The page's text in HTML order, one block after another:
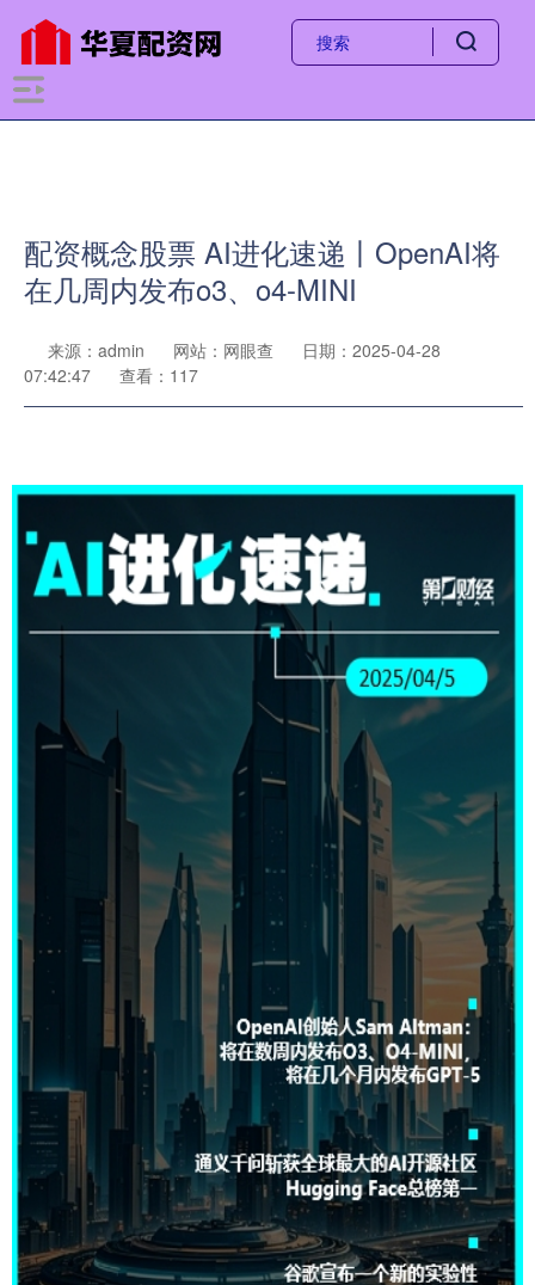
配资概念股票 AI进化速递丨OpenAI将
在几周内发布o3、o4-MINI
来源：admin 网站：网眼查
日期：2025-04-28
07:42:47
查看：117